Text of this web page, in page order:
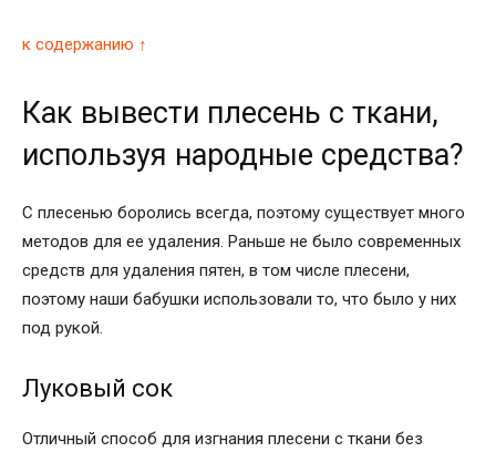
к содержанию ↑
Как вывести плесень с ткани,
используя народные средства?
С плесенью боролись всегда, поэтому существует много
методов для ее удаления. Раньше не было современных
средств для удаления пятен, в том числе плесени,
поэтому наши бабушки использовали то, что было у них
под рукой.
Луковый сок
Отличный способ для изгнания плесени с ткани без